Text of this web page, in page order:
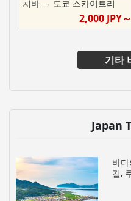
치바 → 도쿄 스카이트리
2,000JPY～
기타
Japan
바
길,